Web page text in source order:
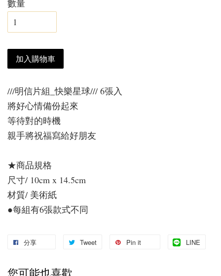
數量
加入購物車
///明信片組_快樂星球/// 6張入
將好心情備份起來
等待對的時機
親手將祝福寫給好朋友
★商品規格
尺寸/ 10cm x 14.5cm
材質/ 美術紙
●每組有6張款式不同
分享 Tweet Pin it LINE